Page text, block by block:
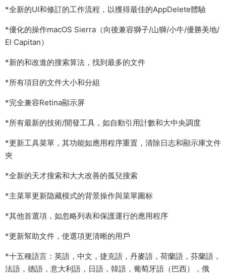
*全新的UI和修訂的工作流程，以獲得最佳的AppDelete體驗
*優化的操作macOS Sierra（向後兼容獅子/山獅/小牛/優勝美地/
El Capitan）
*新的和改進的搜索算法，找到最多的文件
*所有項目的文件大小和分組
*完全兼容Retina顯示屏
*所有最新的技術/開發工具，如自動引用計數和大中央調度
*更新工具菜單，其功能如應用程序重置，清除日志和顯示庫文件
夾
*全新的天才搜索和大大改善的孤兒搜索
*主菜單更新隐藏模式的背景操作與菜單圖标
*其他首選項，如忽略列表和保護運行的應用程序
*更新幫助文件，使選項更清晰的用戶
*十五種語言：英語，中文，捷克語，丹麥語，荷蘭語，芬蘭語，
法語，德語，意大利語，日語，韓語，葡萄牙語（巴西），俄